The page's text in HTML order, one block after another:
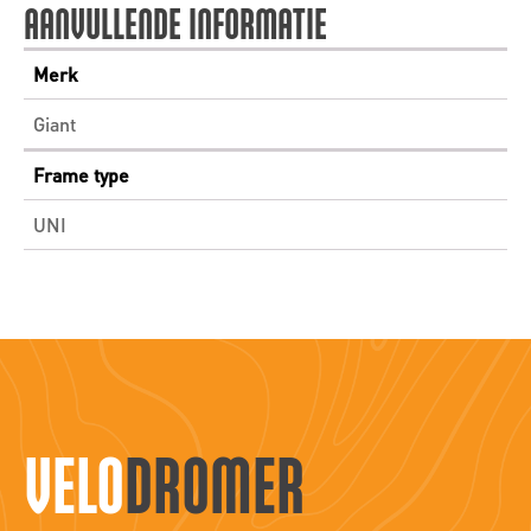
AANVULLENDE INFORMATIE
Merk
Giant
Frame type
UNI
VELODROMER